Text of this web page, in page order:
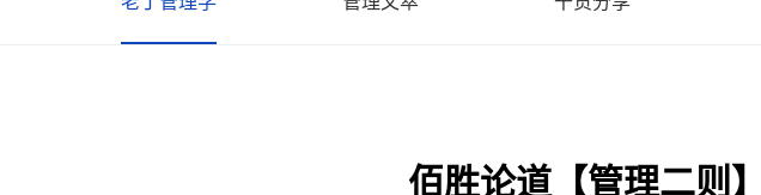
佰胜论道【管理二则】